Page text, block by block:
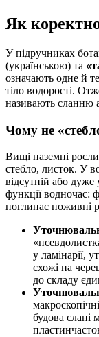
Як
У підручниках
(українською) та
означають одне й
тіло водорості.
називають сланню
Чому не
Вищі наземні
стебло, листок. У
відсутній або
функції водночас:
поглинає поживні
у ламінарії,
схожі на
до складу
будова